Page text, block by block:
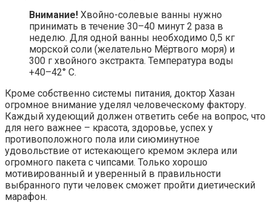
Внимание! Хвойно-солевые ванны нужно
принимать в течение 30–40 минут 2 раза в
неделю. Для одной ванны необходимо 0,5 кг
морской соли (желательно Мёртвого моря) и
300 г хвойного экстракта. Температура воды
+40–42° С.
Кроме собственно системы питания, доктор Хазан
огромное внимание уделял человеческому фактору.
Каждый худеющий должен ответить себе на вопрос, что
для него важнее – красота, здоровье, успех у
противоположного пола или сиюминутное
удовольствие от истекающего кремом эклера или
огромного пакета с чипсами. Только хорошо
мотивированный и уверенный в правильности
выбранного пути человек сможет пройти диетический
марафон.